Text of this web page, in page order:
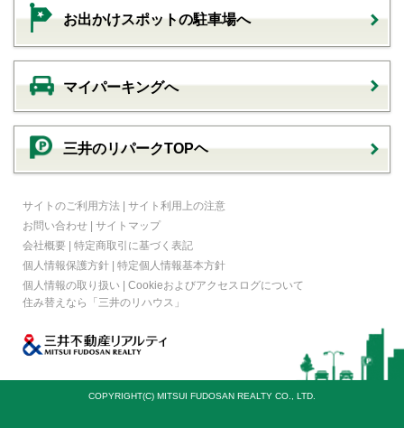
お出かけスポットの駐車場へ
マイパーキングへ
三井のリパークTOPヘ
サイトのご利用方法 | サイト利用上の注意
お問い合わせ | サイトマップ
会社概要 | 特定商取引に基づく表記
個人情報保護方針 | 特定個人情報基本方針
個人情報の取り扱い | Cookieおよびアクセスログについて
住み替えなら
「三井のリハウス」
COPYRIGHT(C) MITSUI FUDOSAN REALTY CO., LTD.